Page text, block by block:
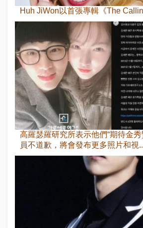
Huh JiWon以首張專輯《The
高羅瑟羅研究所表示他們“期待金
員不道歉，將會發布更多照片和視